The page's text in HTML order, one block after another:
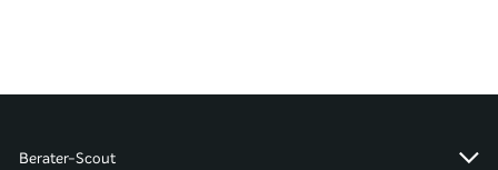
Berater-Scout